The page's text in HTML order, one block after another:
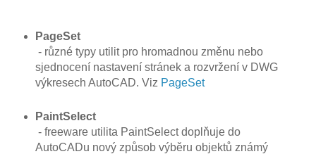
PageSet
- různé typy utilit pro hromadnou změnu nebo
sjednocení nastavení stránek a rozvržení v DWG
výkresech AutoCAD. Viz PageSet
PaintSelect
- freeware utilita PaintSelect doplňuje do
AutoCADu nový způsob výběru objektů známý